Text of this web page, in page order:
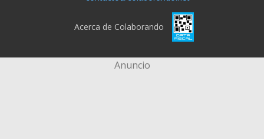
Acerca de Colaborando
Anuncio